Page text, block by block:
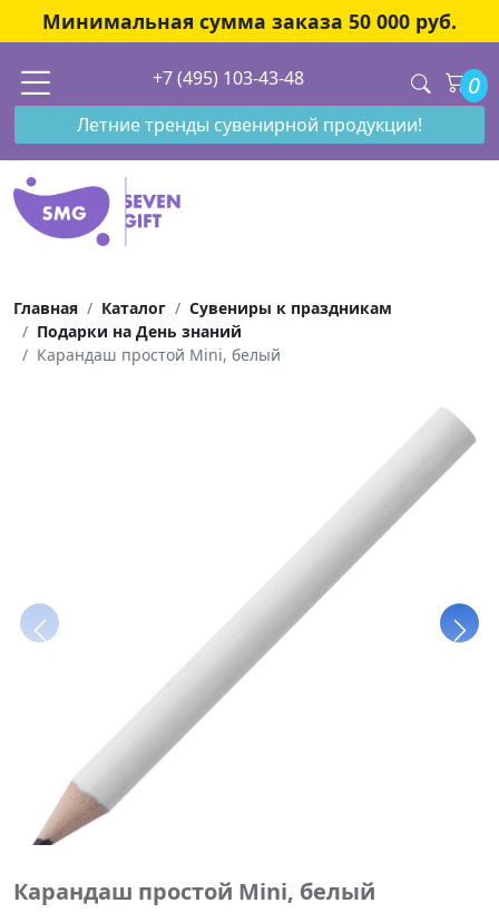
Минимальная сумма заказа 50 000 руб.
+7 (495) 103-43-48 0
Летние тренды сувенирной продукции!
Главная Каталог
Сувениры к праздникам
Подарки на День знаний
Карандаш простой Mini, белый
Карандаш простой Mini, белый